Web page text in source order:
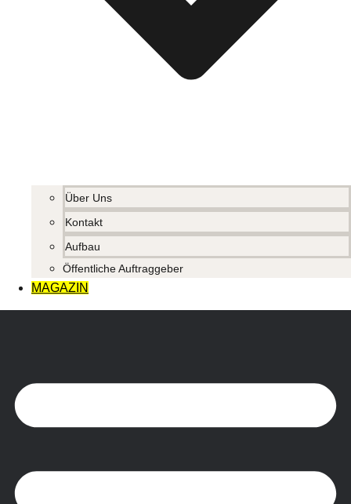
Über Uns
Kontakt
Aufbau
Öffentliche Auftraggeber
MAGAZIN